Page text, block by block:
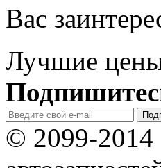
Вас
Лучшие цены
© 2099-2014